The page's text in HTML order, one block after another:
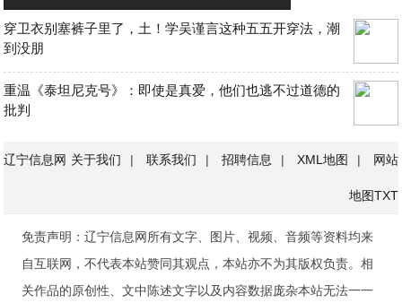
穿卫衣别塞裤子里了，土！学吴谨言这种五五开穿法，潮
到没朋
重温《泰坦尼克号》：即使是真爱，他们也逃不过道德的
批判
辽宁信息网 关于我们 | 联系我们 | 招聘信息 | XML地图 | 网站
地图TXT
免责声明：辽宁信息网所有文字、图片、视频、音频等资料均来
自互联网，不代表本站赞同其观点，本站亦不为其版权负责。相
关作品的原创性、文中陈述文字以及内容数据庞杂本站无法一一